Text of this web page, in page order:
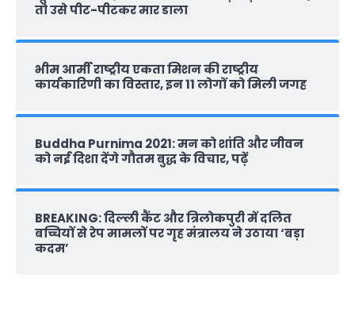
तो उसे पीट-पीटकर मार डाला
भीम आर्मी राष्‍ट्रीय एकता मिशन की राष्‍ट्रीय
कार्यकारिणी का विस्तार, इन 11 लोगों को मिली जगह
Buddha Purnima 2021: मन को शांति और जीवन
को नई दिशा देंगे गौतम बुद्ध के विचार, पढ़ें
BREAKING: दिल्‍ली कैंट और त्रिलोकपुरी में दलित
बच्चियों से रेप मामलों पर गृह मंत्रालय ने उठाया ‘बड़ा
कदम’